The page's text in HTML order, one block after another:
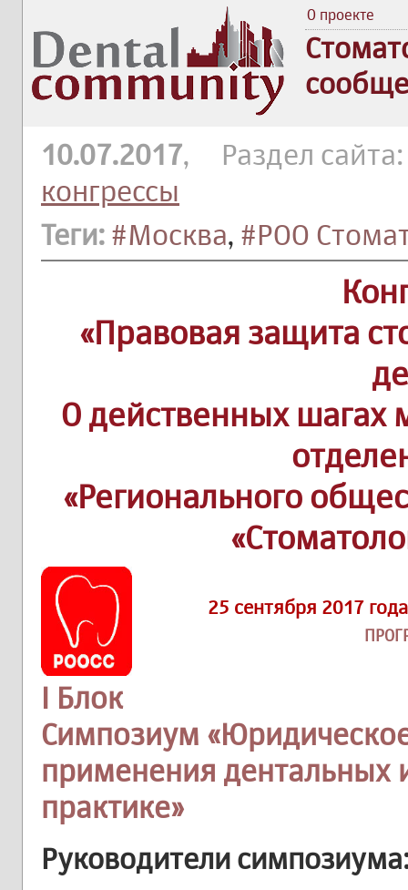
О проекте
10.07.2017, Раздел
конгрессы
Теги: #Москва, #РОО
«Правовая защита
О действенных шагах
«Регионального
25 сентября 2017
I Блок
Симпозиум
применения дентальных
практике»
Руководители